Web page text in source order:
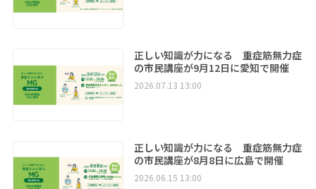
正しい知識が力になる 重症筋無力症
の市民講座が9月12日に愛知で開催
2026.07.13 13:00
正しい知識が力になる 重症筋無力症
の市民講座が8月8日に広島で開催
2026.06.15 13:00